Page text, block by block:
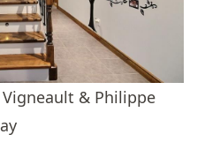
& Philippe